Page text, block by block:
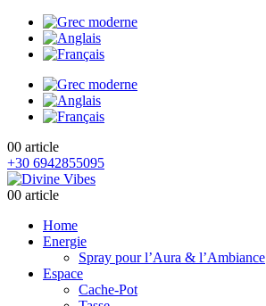
00 article
+30 6942855095
00 article
Home
Energie
Spray pour l’Aura & l’Ambiance
Espace
Cache-Pot